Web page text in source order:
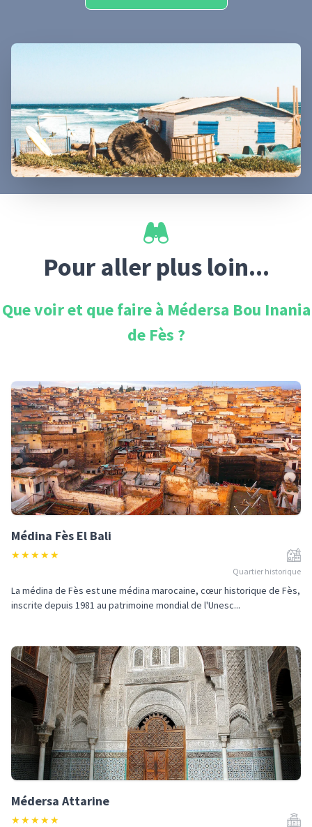
Pour aller plus loin...
Que voir et que faire à Médersa Bou Inania
de Fès ?
Médina Fès El Bali
★★★★★
Quartier historique
La médina de Fès est une médina marocaine, cœur historique de Fès,
inscrite depuis 1981 au patrimoine mondial de l'Unesc...
Médersa Attarine
★★★★★